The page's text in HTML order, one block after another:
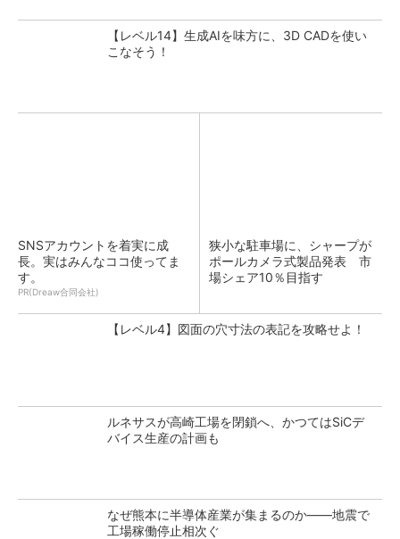
【レベル14】生成AIを味方に、3D CADを使い
こなそう！
SNSアカウントを着実に成
長。実はみんなココ使ってま
す。
PR(Dreaw合同会社)
狭小な駐車場に、シャープが
ポールカメラ式製品発表 市
場シェア10％目指す
【レベル4】図面の穴寸法の表記を攻略せよ！
ルネサスが高崎工場を閉鎖へ、かつてはSiCデ
バイス生産の計画も
なぜ熊本に半導体産業が集まるのか――地震で
工場稼働停止相次ぐ